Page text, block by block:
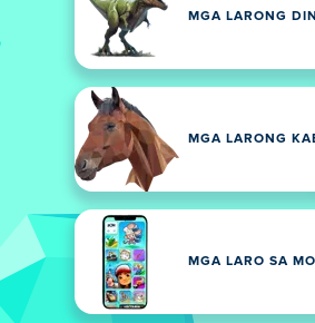
MGA LARONG
MGA LARONG
MGA LARO SA